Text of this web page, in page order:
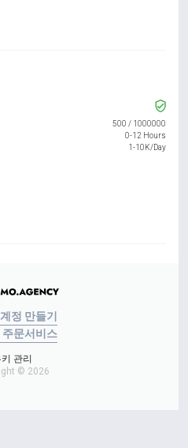
500 / 1000000
0-12 Hours
1-10K/Day
계정 만들기
주문서비스
관리
© 2026